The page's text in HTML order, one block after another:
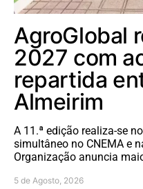
AgroGlobal
2027 com
repartida
Almeirim
A 11.ª edição realiza-se
simultâneo no CNEMA e
Organização anuncia
5 de Agosto, 2026